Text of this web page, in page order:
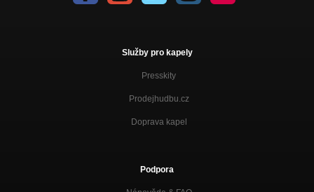
Služby pro kapely
Presskity
Prodejhudbu.cz
Doprava kapel
Podpora